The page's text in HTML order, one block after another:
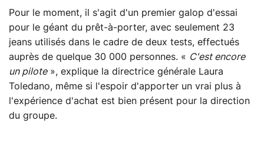
Pour le moment, il s'agit d'un premier galop d'essai
pour le géant du prêt-à-porter, avec seulement 23
jeans utilisés dans le cadre de deux tests, effectués
auprès de quelque 30 000 personnes. « C'est encore
un pilote», explique la directrice générale Laura
Toledano, même si l'espoir d'apporter un vrai plus à
l'expérience d'achat est bien présent pour la direction
du groupe.